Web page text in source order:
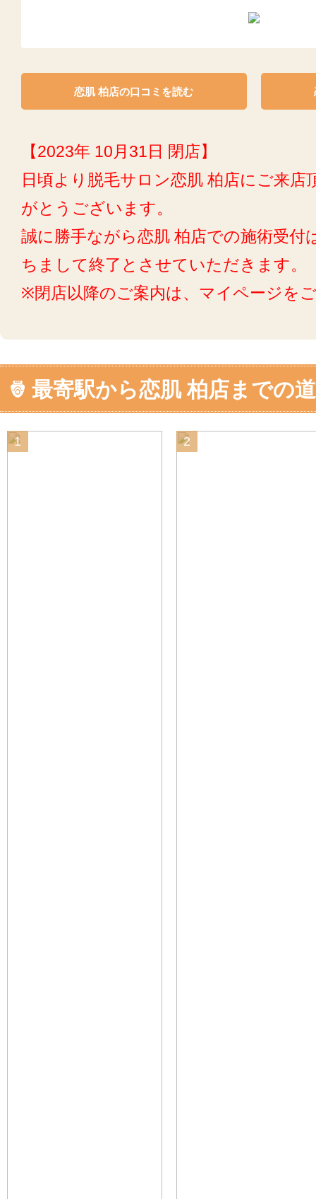
恋肌 柏店の口コミを読む
【2023年 10月31日 閉店】
日頃より脱毛サロン恋肌 柏店にご来店
がとうございます。
誠に勝手ながら恋肌 柏店での施術受付
ちまして終了とさせていただきます。
※閉店以降のご案内は、マイページを
最寄駅から恋肌 柏店までの